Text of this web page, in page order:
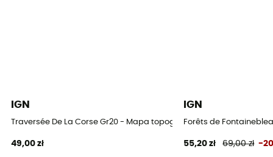
IGN
Traversée De La Corse Gr20 - Mapa topograficzna
49,00 zł
IGN
Forêts de
55,20 zł 69,00 zł -